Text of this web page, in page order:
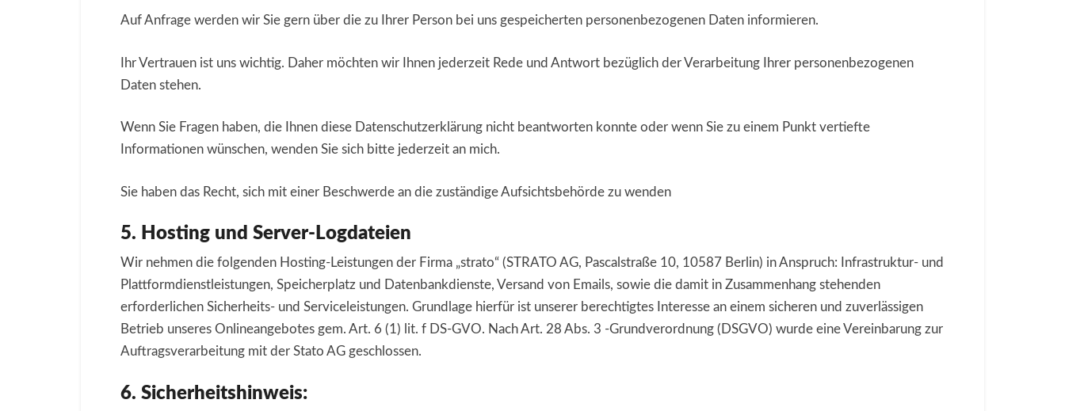
Auf Anfrage werden wir Sie gern über die zu Ihrer Person bei uns gespeicherten personenbezogenen Daten informieren.
Ihr Vertrauen ist uns wichtig. Daher möchten wir Ihnen jederzeit Rede und Antwort bezüglich der Verarbeitung Ihrer personenbezogenen
Daten stehen.
Wenn Sie Fragen haben, die Ihnen diese Datenschutzerklärung nicht beantworten konnte oder wenn Sie zu einem Punkt vertiefte
Informationen wünschen, wenden Sie sich bitte jederzeit an mich.
Sie haben das Recht, sich mit einer Beschwerde an die zuständige Aufsichtsbehörde zu wenden
5. Hosting und Server-Logdateien
Wir nehmen die folgenden Hosting-Leistungen der Firma „strato“ (STRATO AG, Pascalstraße 10, 10587 Berlin) in Anspruch: Infrastruktur- und
Plattformdienstleistungen, Speicherplatz und Datenbankdienste, Versand von Emails, sowie die damit in Zusammenhang stehenden
erforderlichen Sicherheits- und Serviceleistungen. Grundlage hierfür ist unserer berechtigtes Interesse an einem sicheren und zuverlässigen
Betrieb unseres Onlineangebotes gem. Art. 6 (1) lit. f DS-GVO. Nach Art. 28 Abs. 3 -Grundverordnung (DSGVO) wurde eine Vereinbarung zur
Auftragsverarbeitung mit der Stato AG geschlossen.
6. Sicherheitshinweis: